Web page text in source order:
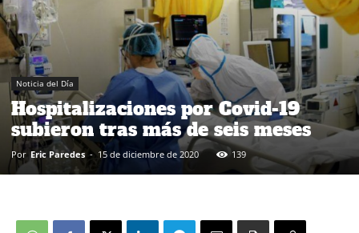
Noticia del Día
Hospitalizaciones por Covid-19
subieron tras más de seis meses
Por Eric Paredes - 15 de diciembre de 2020 139